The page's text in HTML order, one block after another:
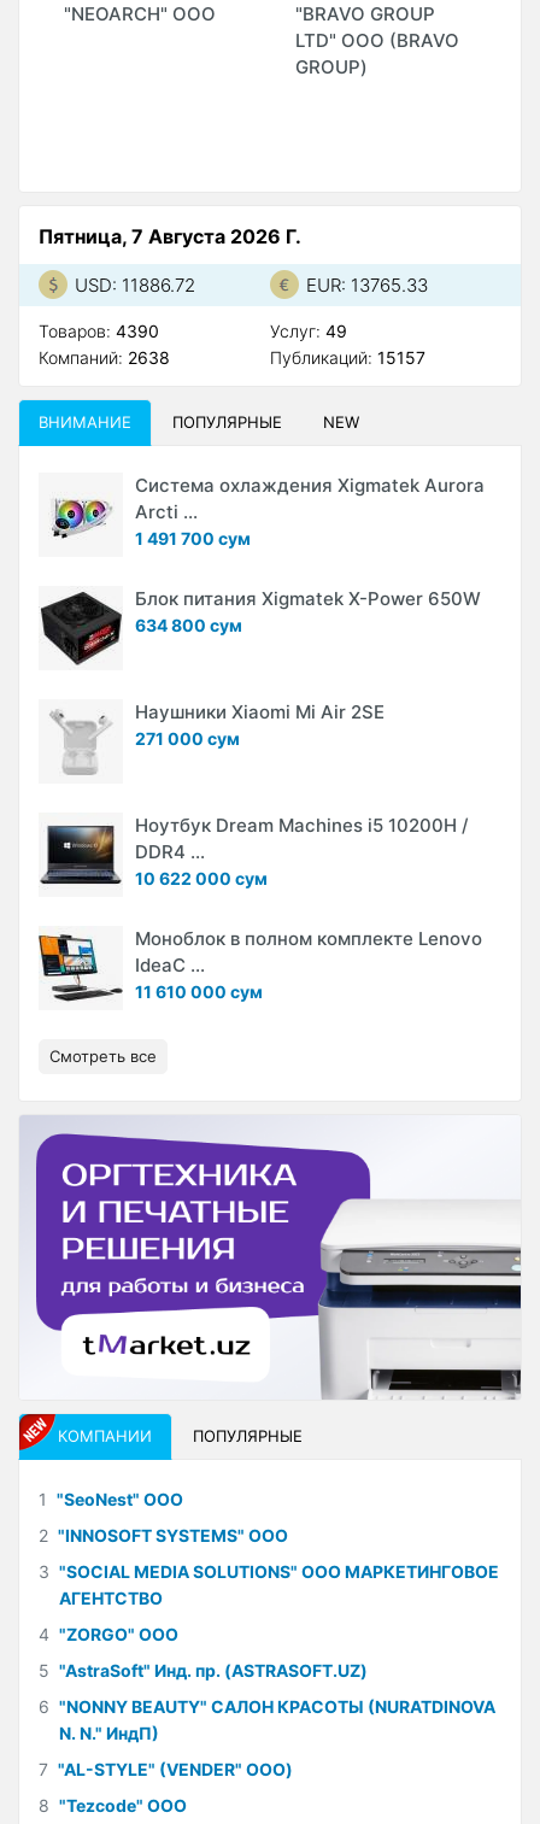
"NEOARCH" OOO
"BRAVO GROUP
LTD" ООО (BRAVO
GROUP)
Пятница, 7 Августа 2026 Г.
USD: 11886.72 EUR: 13765.33
Товаров: 4390
Компаний: 2638
Услуг: 49
Публикаций: 15157
ВНИМАНИЕ ПОПУЛЯРНЫЕ NEW
Система охлаждения Xigmatek Aurora
Arcti ...
1 491 700 сум
Блок питания Xigmatek X-Power 650W
634 800 сум
Наушники Xiaomi Mi Air 2SE
271 000 сум
Ноутбук Dream Machines i5 10200H /
DDR4 ...
10 622 000 сум
Моноблок в полном комплекте Lenovo
IdeaC ...
11 610 000 сум
Смотреть все
КОМПАНИИ ПОПУЛЯРНЫЕ
1 "SeoNest" ООО
2 "INNOSOFT SYSTEMS" ООО
3 "SOCIAL MEDIA SOLUTIONS" ООО МАРКЕТИНГОВОЕ
АГЕНТСТВО
4 "ZORGO" ООО
5 "AstraSoft" Инд. пр. (ASTRASOFT.UZ)
6 "NONNY BEAUTY" САЛОН КРАСОТЫ (NURATDINOVA
N. N." ИндП)
7 "AL-STYLE" (VENDER" ООО)
8 "Tezcode" ООО